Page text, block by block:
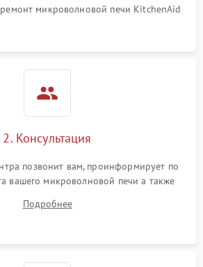
ремонт микроволновой печи KitchenAid
2. Консультация
позвонит вам, проинформирует по
вашего микроволновой печи а также
Подробнее